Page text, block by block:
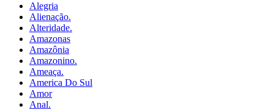
Alegria
Alienação.
Alteridade.
Amazonas
Amazônia
Amazonino.
Ameaça.
America Do Sul
Amor
Anal.